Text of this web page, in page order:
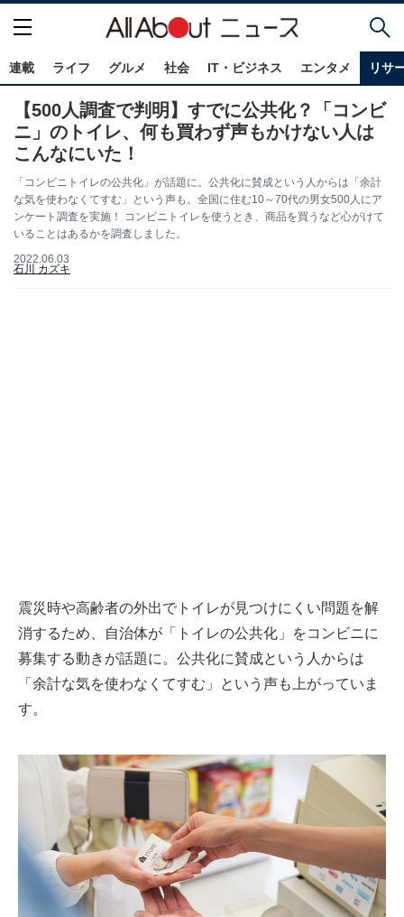
連載 ライフ グルメ 社会 IT・ビジネス エンタメ リサ
【500人調査で判明】すでに公共化？「コンビ
ニ」のトイレ、何も買わず声もかけない人は
こんなにいた！
「コンビニトイレの公共化」が話題に。公共化に賛成という人からは「余計
な気を使わなくてすむ」という声も。全国に住む10～70代の男女500人にア
ンケート調査を実施！ コンビニトイレを使うとき、商品を買うなど心がけて
いることはあるかを調査しました。
2022.06.03
石川 カズキ
震災時や高齢者の外出でトイレが見つけにくい問題を解
消するため、自治体が「トイレの公共化」をコンビニに
募集する動きが話題に。公共化に賛成という人からは
「余計な気を使わなくてすむ」という声も上がっていま
す。